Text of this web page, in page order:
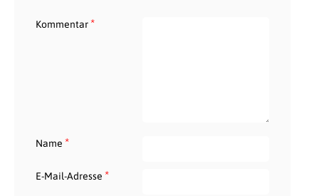
Kommentar*
Name *
E-Mail-Adresse *